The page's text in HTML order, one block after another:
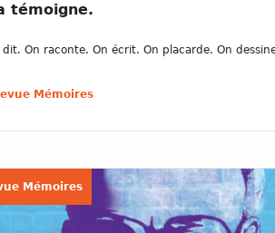
témoigne.
On raconte. On écrit. On placarde. On
Mémoires
Mémoires